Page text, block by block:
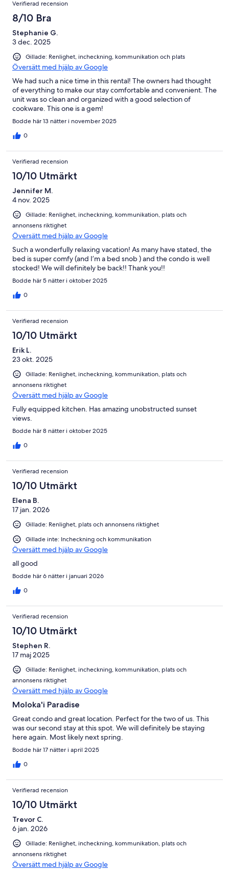
Verifierad recension
8/10 Bra
Stephanie G.
3 dec. 2025
Gillade: Renlighet, incheckning, kommunikation och plats
Översätt med hjälp av Google
We had such a nice time in this rental! The owners had thought
of everything to make our stay comfortable and convenient. The
unit was so clean and organized with a good selection of
cookware. This one is a gem!
Bodde här 13 nätter i november 2025
0
Verifierad recension
10/10 Utmärkt
Jennifer M.
4 nov. 2025
Gillade: Renlighet, incheckning, kommunikation, plats och
annonsens riktighet
Översätt med hjälp av Google
Such a wonderfully relaxing vacation! As many have stated, the
bed is super comfy (and I’m a bed snob ) and the condo is well
stocked! We will definitely be back!! Thank you!!
Bodde här 5 nätter i oktober 2025
0
Verifierad recension
10/10 Utmärkt
Erik L.
23 okt. 2025
Gillade: Renlighet, incheckning, kommunikation, plats och
annonsens riktighet
Översätt med hjälp av Google
Fully equipped kitchen. Has amazing unobstructed sunset
views.
Bodde här 8 nätter i oktober 2025
0
Verifierad recension
10/10 Utmärkt
Elena B.
17 jan. 2026
Gillade: Renlighet, plats och annonsens riktighet
Gillade inte: Incheckning och kommunikation
Översätt med hjälp av Google
all good
Bodde här 6 nätter i januari 2026
0
Verifierad recension
10/10 Utmärkt
Stephen R.
17 maj 2025
Gillade: Renlighet, incheckning, kommunikation, plats och
annonsens riktighet
Översätt med hjälp av Google
Moloka'i Paradise
Great condo and great location. Perfect for the two of us. This
was our second stay at this spot. We will definitely be staying
here again. Most likely next spring.
Bodde här 17 nätter i april 2025
0
Verifierad recension
10/10 Utmärkt
Trevor C.
6 jan. 2026
Gillade: Renlighet, incheckning, kommunikation, plats och
annonsens riktighet
Översätt med hjälp av Google